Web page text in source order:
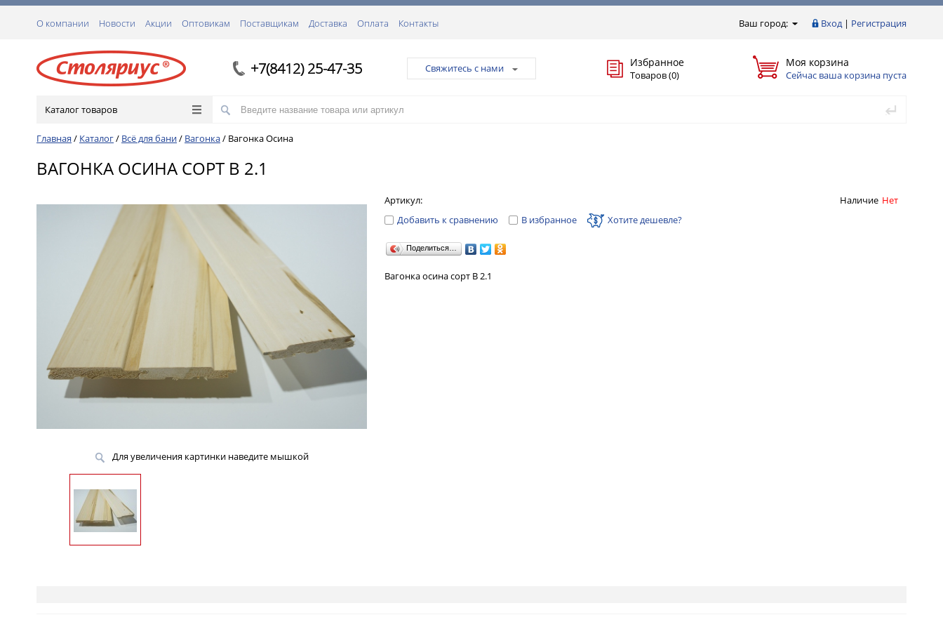
Ваш город: Вход| Регистрация
О компании Новости Акции Оптовикам Поставщикам Доставка Оплата Контакты
+7(8412) 25-47-35 Свяжитесь с нами Избранное
Товаров (0)
Моя корзина
Сейчас ваша корзина пуста
Каталог товаров
Главная / Каталог/ Всё для бани/ Вагонка/ Вагонка Осина
ВАГОНКА ОСИНА СОРТ В 2.1
Для увеличения картинки наведите мышкой
Артикул: Наличие Нет
Добавить к сравнению
В избранное Хотите дешевле?
Поделиться…
Вагонка осина сорт В 2.1